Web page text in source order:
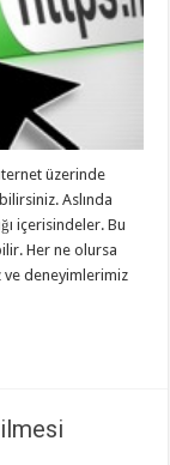
üzerinde
Aslında
içerisindeler. Bu
Her ne olursa
ve deneyimlerimiz